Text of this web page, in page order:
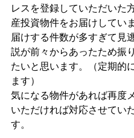
レスを登録していただいた
産投資物件をお届けしてい
届けする件数が多すぎて見
説が前々からあったため振
たいと思います。（定期的
ます）
気になる物件があれば再度
いただければ対応させてい
す。